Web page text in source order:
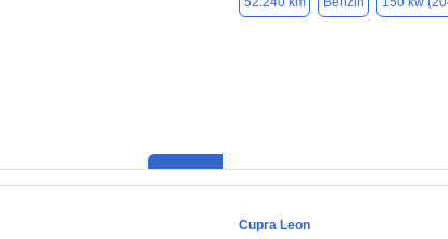
Cupra Leon